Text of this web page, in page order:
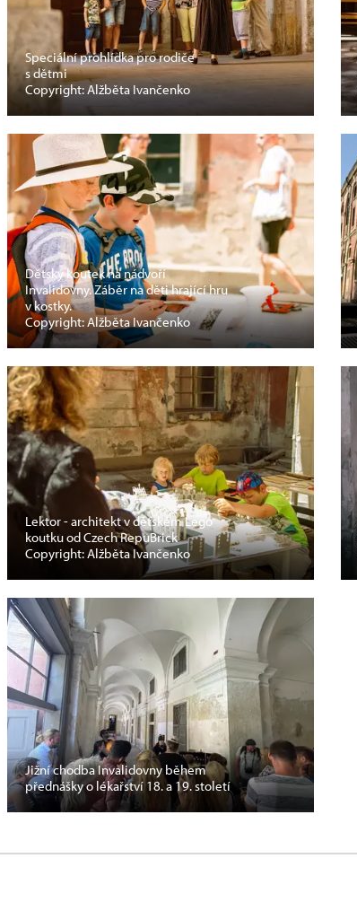
Speciální prohlídka pro rodiče
s dětmi
Copyright: Alžběta Ivančenko
Dětský koutek na nádvoří
Invalidovny. Záběr na děti hrající hru
v kostky.
Copyright: Alžběta Ivančenko
Lektor - architekt v dětském Lego
koutku od Czech RepuBrick
Copyright: Alžběta Ivančenko
Jižní chodba Invalidovny během
přednášky o lékařství 18. a 19. století